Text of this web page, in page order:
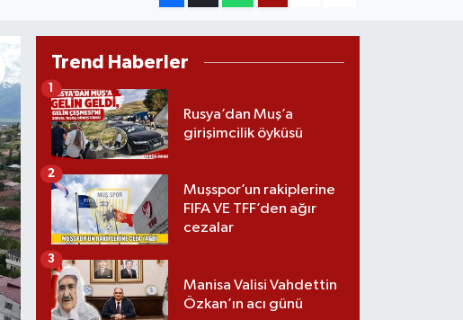
Trend Haberler
Rusya’dan Muş’a
girişimcilik öyküsü
1
Muşspor’un rakiplerine
FIFA VE TFF’den ağır
cezalar
2
Manisa Valisi Vahdettin
Özkan’ın acı günü
3